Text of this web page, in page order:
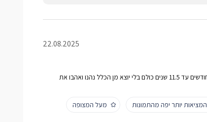
22.08.2025
היינו בוגרים צעירים וילדים מגיל 10 חודשים עד 11.5 שנים כולם בלי יוצא מן הכלל נהנו ואהבו את
המציאות יותר יפה מהתמונות מעל המצופה